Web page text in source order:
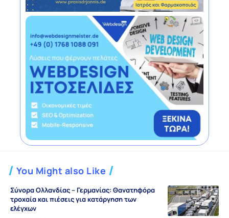
You Might also Like
Σύνορα Ολλανδίας – Γερμανίας: Θανατηφόρα
τροχαία και πιέσεις για κατάργηση των
ελέγχων